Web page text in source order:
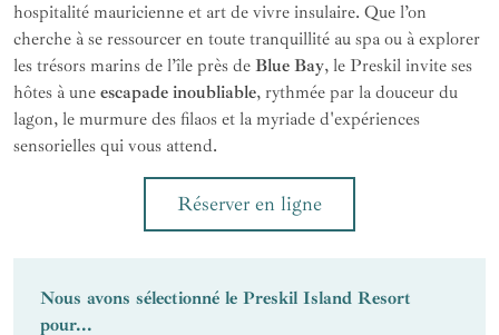
hospitalité mauricienne et art de vivre insulaire. Que l’on
cherche à se ressourcer en toute tranquillité au spa ou à explorer
les trésors marins de l’île près de Blue Bay, le Preskil invite ses
hôtes à une escapade inoubliable, rythmée par la douceur du
lagon, le murmure des filaos et la myriade d'expériences
sensorielles qui vous attend.
Réserver en ligne
Nous avons sélectionné le Preskil Island Resort
pour...